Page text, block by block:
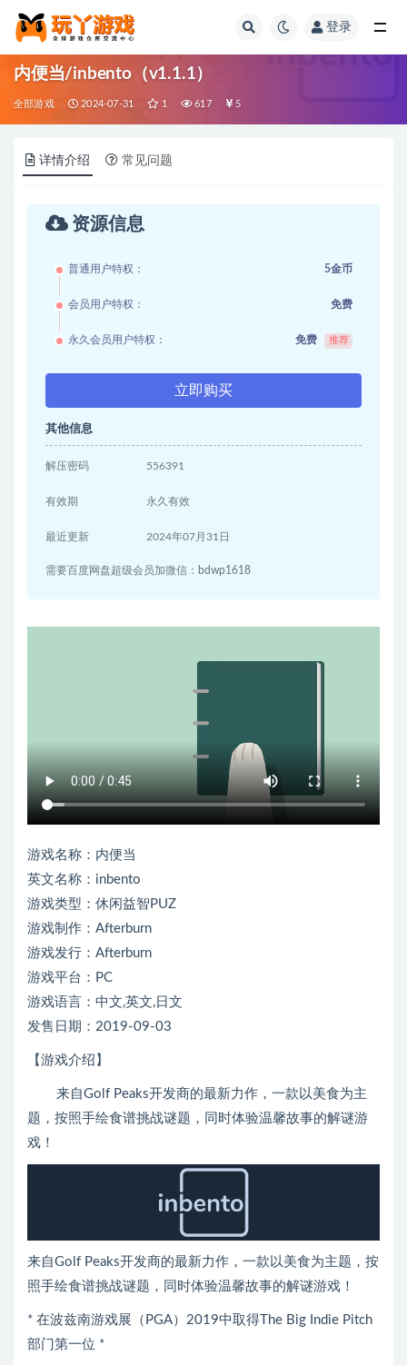
登录
内便当/inbento（v1.1.1）
全部游戏 2024-07-31 1 617 5
详情介绍 常见问题
资源信息
普通用户特权： 5金币
会员用户特权： 免费
永久会员用户特权： 免费 推荐
立即购买
其他信息
解压密码 556391
有效期 永久有效
最近更新 2024年07月31日
需要百度网盘超级会员加微信：bdwp1618
游戏名称：内便当
英文名称：inbento
游戏类型：休闲益智PUZ
游戏制作：Afterburn
游戏发行：Afterburn
游戏平台：PC
游戏语言：中文,英文,日文
发售日期：2019-09-03
【游戏介绍】
来自Golf Peaks开发商的最新力作，一款以美食为主
题，按照手绘食谱挑战谜题，同时体验温馨故事的解谜游
戏！
来自Golf Peaks开发商的最新力作，一款以美食为主题，按
照手绘食谱挑战谜题，同时体验温馨故事的解谜游戏！
* 在波兹南游戏展（PGA）2019中取得The Big Indie Pitch
部门第一位 *